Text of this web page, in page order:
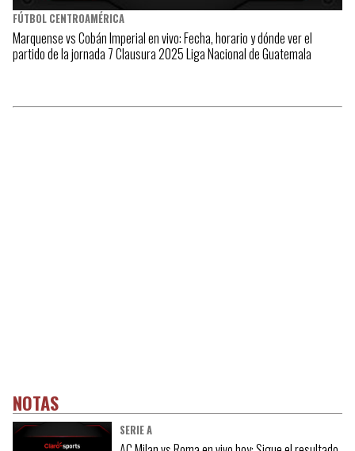
FÚTBOL CENTROAMÉRICA
Marquense vs Cobán Imperial en vivo: Fecha, horario y dónde ver el
partido de la jornada 7 Clausura 2025 Liga Nacional de Guatemala
NOTAS
SERIE A